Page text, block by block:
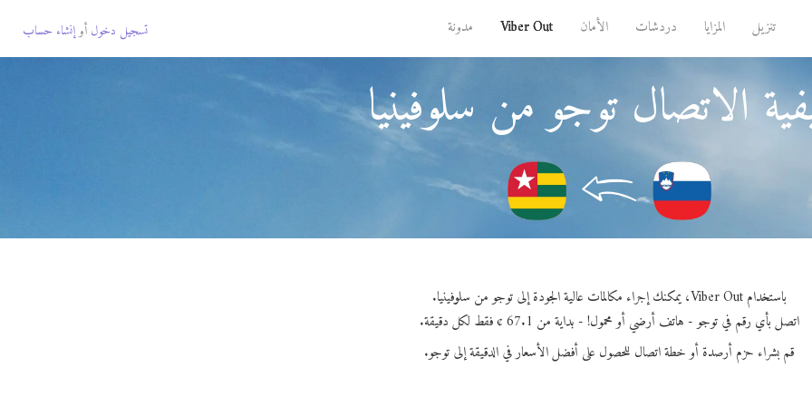
تنزيل المزايا دردشات الأمان Viber Out مدونة تسجيل دخول أوإنشاء حساب
الاتصال توجو من سلوفينيا
باستخدام Viber Out، يمكنك إجراء مكالمات عالية الجودة إلى توجو من سلوفينيا.
اتصل بأي رقم في توجو - هاتف أرضي أو محمول! - بداية من 67.1 ¢ فقط لكل دقيقة.
قم بشراء حزم أرصدة أو خطة اتصال للحصول على أفضل الأسعار في الدقيقة إلى توجو.